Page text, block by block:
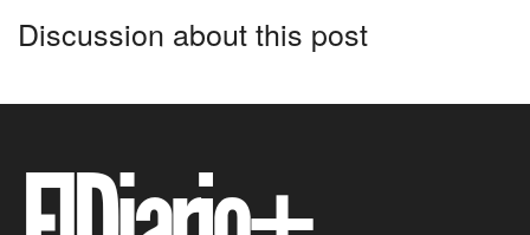
Discussion about this post